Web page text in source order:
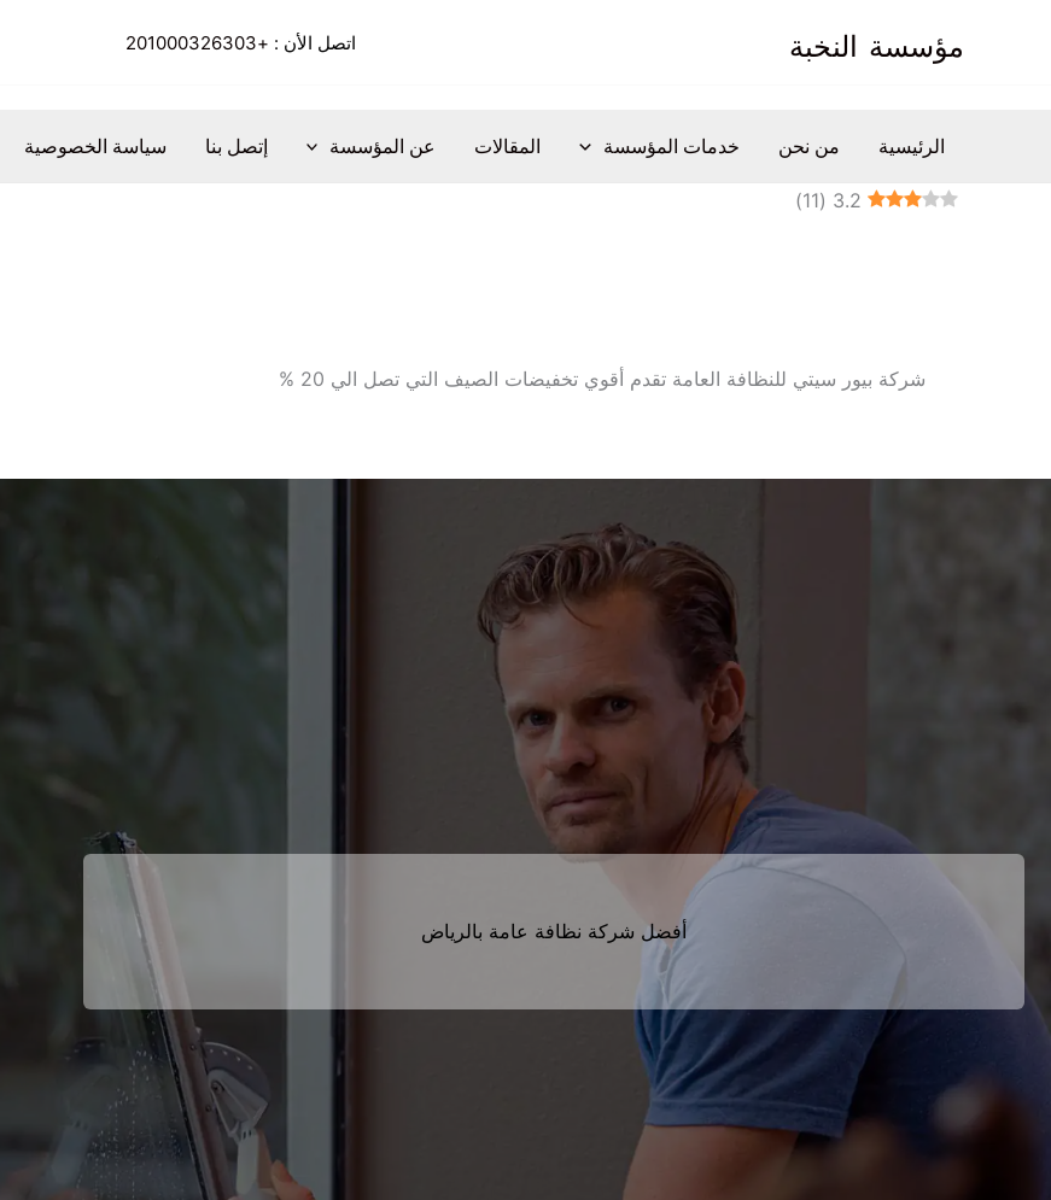
مؤسسة النخبة اتصل الأن : +201000326303
الرئيسية من نحن خدمات المؤسسة المقالات عن المؤسسة إتصل بنا سياسة الخصوصية
3.2
(
11
)
شركة بيور سيتي للنظافة العامة تقدم أقوي تخفيضات الصيف التي تصل الي 20 %
أفضل شركة نظافة عامة بالرياض